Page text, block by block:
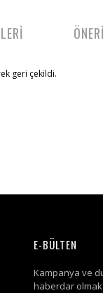
geri çekildi.
E-BÜLTEN
Kampanya ve
haberdar